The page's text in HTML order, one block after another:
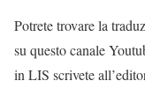
Potrete trovare la
su questo canale
in LIS scrivete